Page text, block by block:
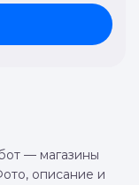
— магазины
описание и